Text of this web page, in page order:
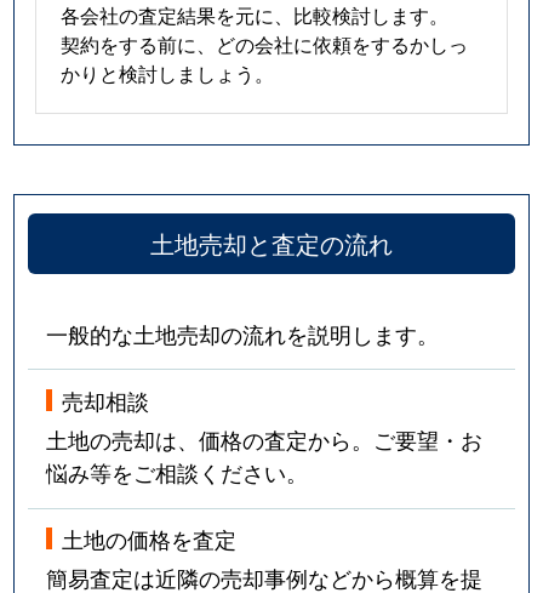
各会社の査定結果を元に、比較検討します。
契約をする前に、どの会社に依頼をするかしっ
かりと検討しましょう。
土地売却と査定の流れ
一般的な土地売却の流れを説明します。
売却相談
土地の売却は、価格の査定から。ご要望・お
悩み等をご相談ください。
土地の価格を査定
簡易査定は近隣の売却事例などから概算を提